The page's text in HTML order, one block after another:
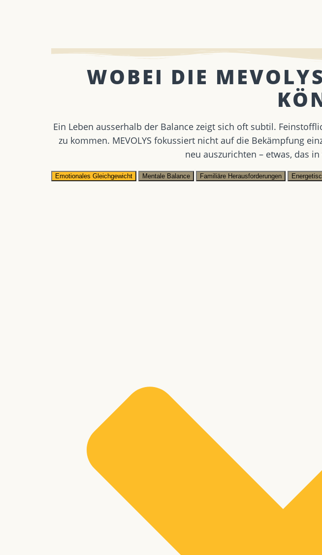
WOBEI DIE
Ein Leben ausserhalb der Balance zeigt sich oft subtil.
zu kommen. MEVOLYS fokussiert nicht auf die Bekämpfung
neu auszurichten – etwas, das
Emotionales Gleichgewicht Mentale Balance Familiäre Herausforderungen